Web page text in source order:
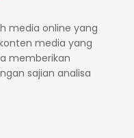
media online yang
media yang
memberikan
sajian analisa